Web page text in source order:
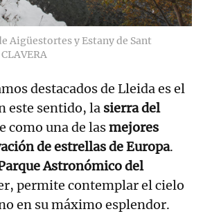
Aigüestortes y Estany de Sant
destacados de Lleida es el
este sentido, la sierra del
como una de lasmejores
de estrellas de Europa.
Astronómico del
permite contemplar el cielo
en su máximo esplendor.